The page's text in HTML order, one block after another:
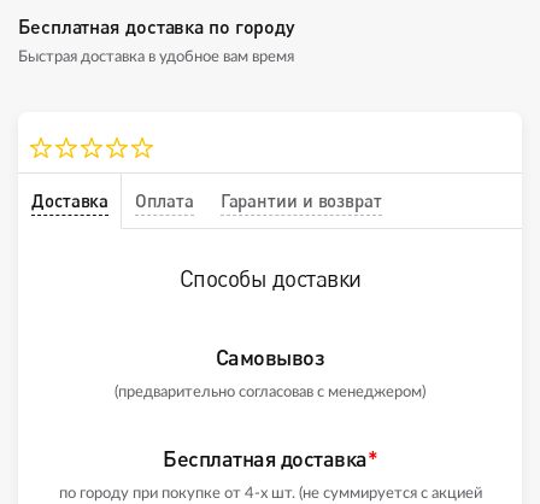
Бесплатная доставка по городу
Быстрая доставка в удобное вам время
Доставка Оплата Гарантии и возврат
Способы доставки
Самовывоз
(предварительно согласовав с менеджером)
Бесплатная доставка*
по городу при покупке от 4-х шт. (не суммируется с акцией